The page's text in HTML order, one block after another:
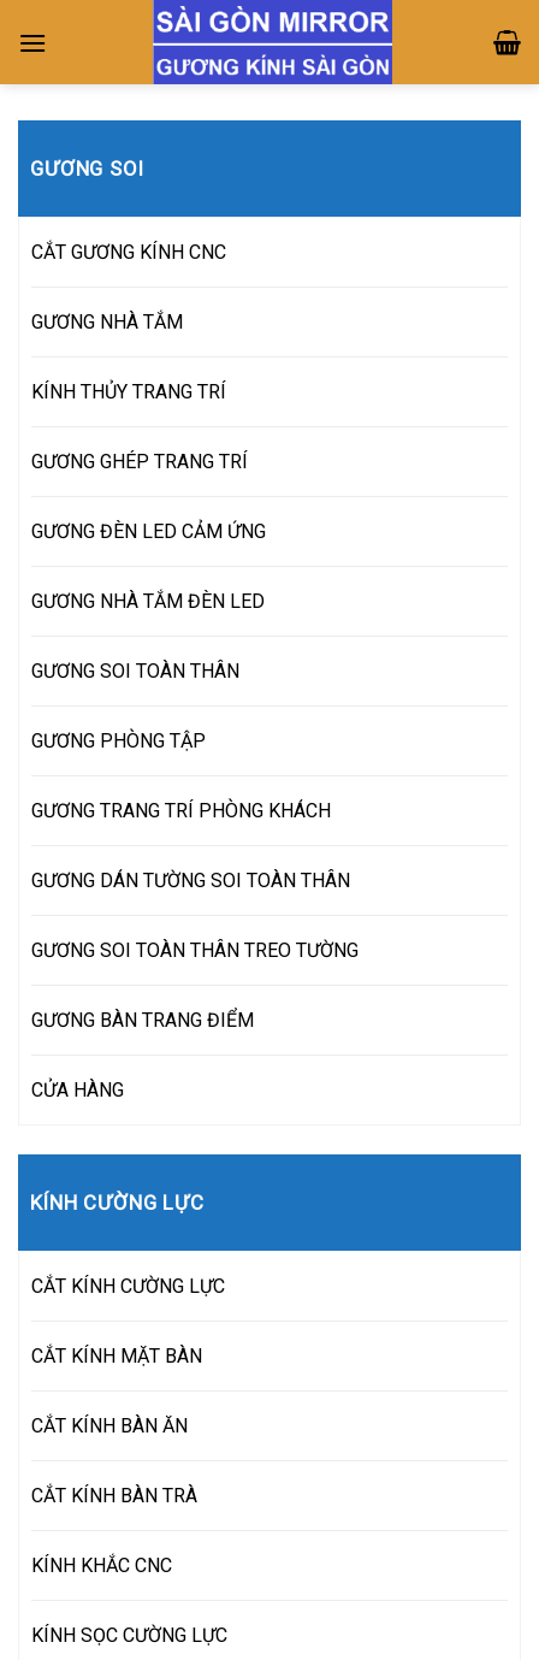
GƯƠNG SOI
CẮT GƯƠNG KÍNH CNC
GƯƠNG NHÀ TẮM
KÍNH THỦY TRANG TRÍ
GƯƠNG GHÉP TRANG TRÍ
GƯƠNG ĐÈN LED CẢM ỨNG
GƯƠNG NHÀ TẮM ĐÈN LED
GƯƠNG SOI TOÀN THÂN
GƯƠNG PHÒNG TẬP
GƯƠNG TRANG TRÍ PHÒNG KHÁCH
GƯƠNG DÁN TƯỜNG SOI TOÀN THÂN
GƯƠNG SOI TOÀN THÂN TREO TƯỜNG
GƯƠNG BÀN TRANG ĐIỂM
CỬA HÀNG
KÍNH CƯỜNG LỰC
CẮT KÍNH CƯỜNG LỰC
CẮT KÍNH MẶT BÀN
CẮT KÍNH BÀN ĂN
CẮT KÍNH BÀN TRÀ
KÍNH KHẮC CNC
KÍNH SỌC CƯỜNG LỰC